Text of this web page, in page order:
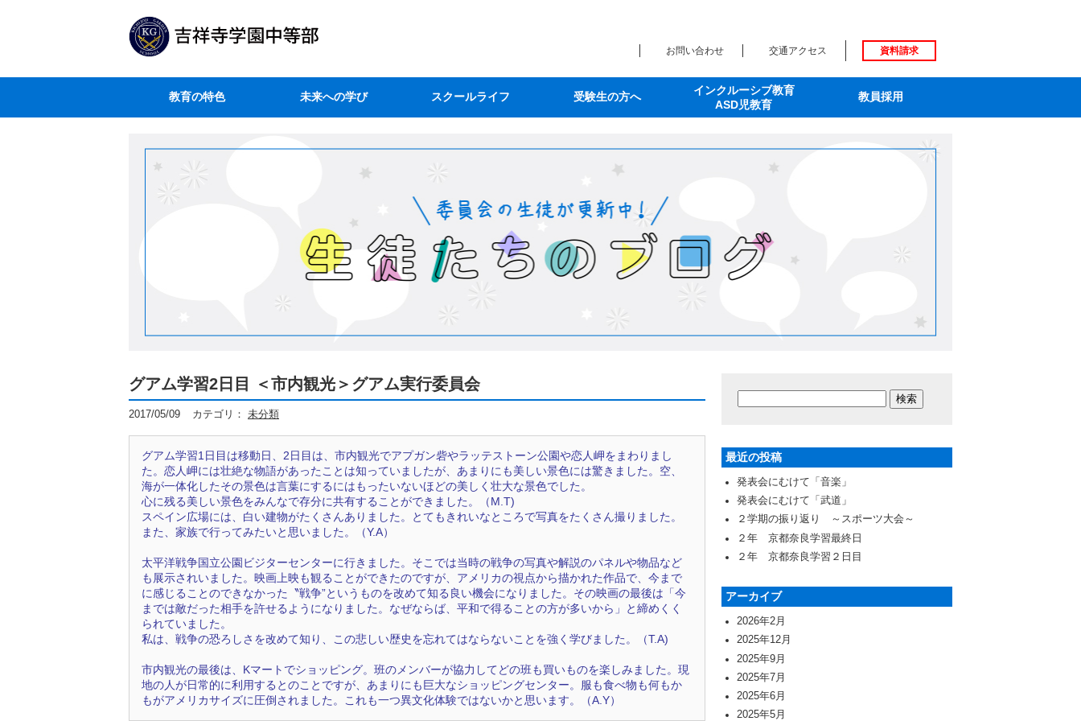
お問い合わせ 交通アクセス 資料請求
教育の特色 未来への学び スクールライフ 受験生の方へ
インクルーシブ教育
ASD児教育
教員採用
グアム学習2日目 ＜市内観光＞グアム実行委員会
2017/05/09 カテゴリ： 未分類
グアム学習1日目は移動日、2日目は、市内観光でアプガン砦やラッテストーン公園や恋人岬をまわりまし
た。恋人岬には壮絶な物語があったことは知っていましたが、あまりにも美しい景色には驚きました。空、
海が一体化したその景色は言葉にするにはもったいないほどの美しく壮大な景色でした。
心に残る美しい景色をみんなで存分に共有することができました。（M.T)
スペイン広場には、白い建物がたくさんありました。とてもきれいなところで写真をたくさん撮りました。
また、家族で行ってみたいと思いました。（Y.A）
太平洋戦争国立公園ビジターセンターに行きました。そこでは当時の戦争の写真や解説のパネルや物品など
も展示されいました。映画上映も観ることができたのですが、アメリカの視点から描かれた作品で、今まで
に感じることのできなかった〝戦争”というものを改めて知る良い機会になりました。その映画の最後は「今
までは敵だった相手を許せるようになりました。なぜならば、平和で得ることの方が多いから」と締めくく
られていました。
私は、戦争の恐ろしさを改めて知り、この悲しい歴史を忘れてはならないことを強く学びました。（T.A)
市内観光の最後は、Kマートでショッピング。班のメンバーが協力してどの班も買いものを楽しみました。現
地の人が日常的に利用するとのことですが、あまりにも巨大なショッピングセンター。服も食べ物も何もか
もがアメリカサイズに圧倒されました。これも一つ異文化体験ではないかと思います。（A.Y）
最近の投稿
発表会にむけて「音楽」
発表会にむけて「武道」
２学期の振り返り ～スポーツ大会～
２年 京都奈良学習最終日
２年 京都奈良学習２日目
アーカイブ
2026年2月
2025年12月
2025年9月
2025年7月
2025年6月
2025年5月